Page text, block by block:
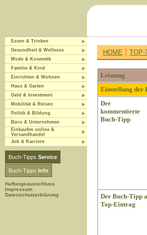
Essen & Trinken
Gesundheit & Wellness
Mode & Kosmetik
Familie & Kind
Einrichten & Wohnen
Haus & Garten
Geld & Investment
Mobilität & Reisen
Politik & Bildung
Büro & Unternehmen
Einkaufen online &
Versandhandel
Job & Karriere
Buch-Tipps Service
Buch-Tipps Info
Haftungsausschluss
Impressum
Datenschutzerklärung
HOME | TOP-
Leistung
Einstellung der
Der
kommentierte
Buch-Tipp
Der Buch-Tipp
Top-Eintrag